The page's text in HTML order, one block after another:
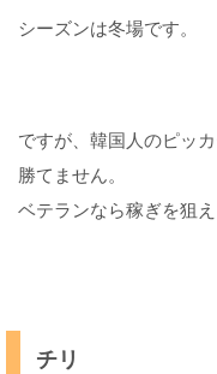
シーズンは冬場です。
ですが、韓国人のピッ
勝てません。
ベテランなら稼ぎを狙え
チリ